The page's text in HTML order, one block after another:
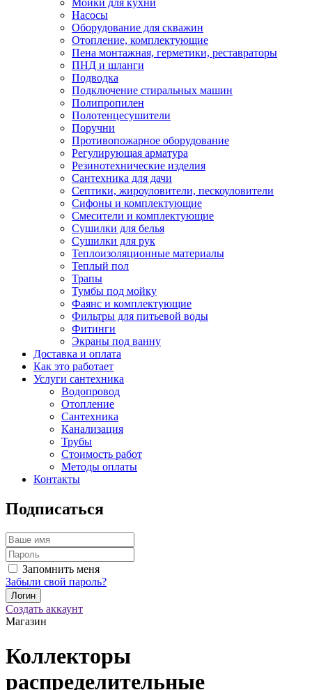
Мойки для кухни
Насосы
Оборудование для скважин
Отопление, комплектующие
Пена монтажная, герметики, реставраторы
ПНД и шланги
Подводка
Подключение стиральных машин
Полипропилен
Полотенцесушители
Поручни
Противопожарное оборудование
Регулирующая арматура
Резинотехнические изделия
Сантехника для дачи
Септики, жироуловители, пескоуловители
Сифоны и комплектующие
Смесители и комплектующие
Сушилки для белья
Сушилки для рук
Теплоизоляционные материалы
Теплый пол
Трапы
Тумбы под мойку
Фаянс и комплектующие
Фильтры для питьевой воды
Фитинги
Экраны под ванну
Доставка и оплата
Как это работает
Услуги сантехника
Водопровод
Отопление
Сантехника
Канализация
Трубы
Стоимость работ
Методы оплаты
Контакты
Подписаться
Запомнить меня
Забыли свой пароль?
Создать аккаунт
Магазин
Коллекторы
распределительные